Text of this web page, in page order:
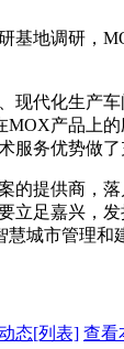
基地调研，
代化生产
产品上
服务优势做了
提供商，
足嘉兴，
城市管理和
态[列表] 查看